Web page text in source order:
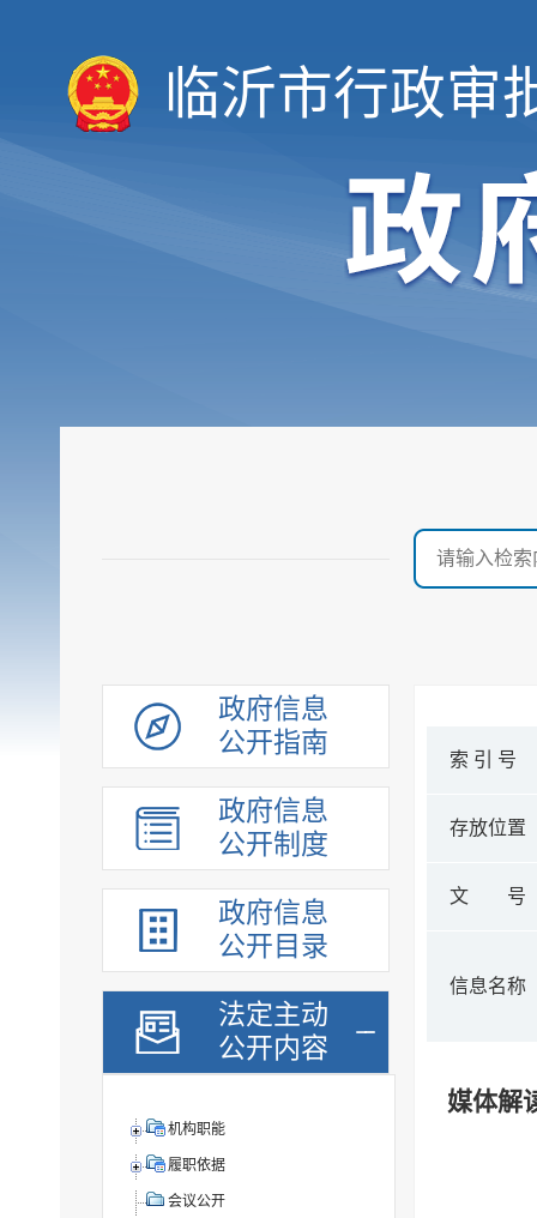
临沂市行政审
政府信息
公开指南
政府信息
公开制度
政府信息
公开目录
法定主动
公开内容
机构职能
履职依据
会议公开
索 引 号
存放位置
文 号
信息名称
媒体解